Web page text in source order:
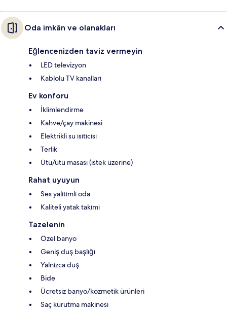
Oda imkân ve olanakları
Eğlencenizden taviz vermeyin
LED televizyon
Kablolu TV kanalları
Ev konforu
İklimlendirme
Kahve/çay makinesi
Elektrikli su ısıtıcısı
Terlik
Ütü/ütü masası (istek üzerine)
Rahat uyuyun
Ses yalıtımlı oda
Kaliteli yatak takımı
Tazelenin
Özel banyo
Geniş duş başlığı
Yalnızca duş
Bide
Ücretsiz banyo/kozmetik ürünleri
Saç kurutma makinesi